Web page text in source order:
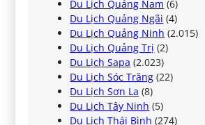
Du Lịch Quảng Nam (6)
Du Lịch Quảng Ngãi (4)
Du Lịch Quảng Ninh (2.015)
Du Lịch Quảng Trị (2)
Du Lịch Sapa (2.023)
Du Lịch Sóc Trăng (22)
Du Lịch Sơn La (8)
Du Lịch Tây Ninh (5)
Du Lịch Thái Bình (274)